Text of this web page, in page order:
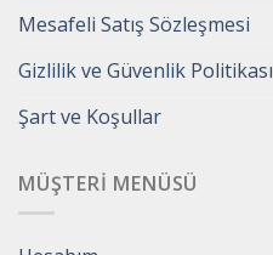
Mesafeli Satış Sözleşmesi
Gizlilik ve Güvenlik Politikası
Şart ve Koşullar
MÜŞTERI MENÜSÜ